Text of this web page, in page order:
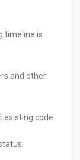
timeline is
and other
existing code